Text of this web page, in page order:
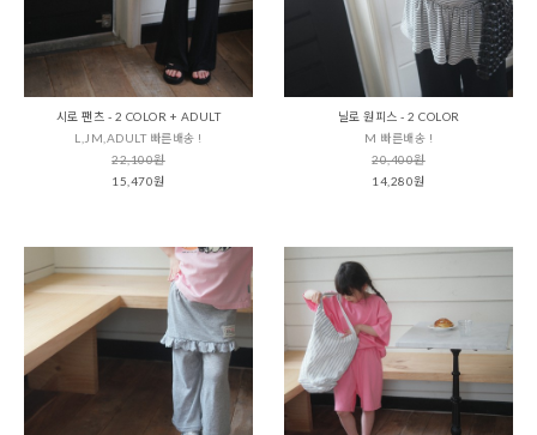
시로 팬츠 - 2 COLOR + ADULT
L,JM,ADULT 빠른배송 !
22,100원
15,470원
닐로 원피스 - 2 COLOR
M 빠른배송 !
20,400원
14,280원